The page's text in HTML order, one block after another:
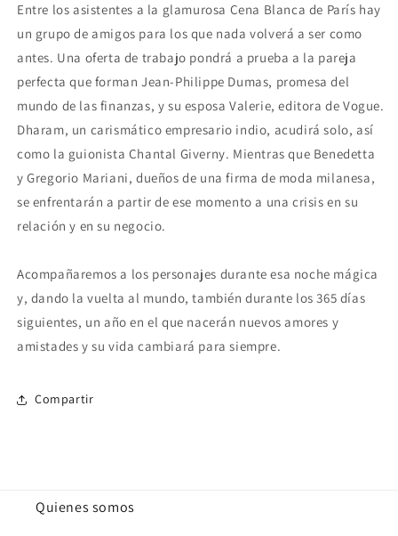
Entre los asistentes a la glamurosa Cena Blanca de París hay
un grupo de amigos para los que nada volverá a ser como
antes. Una oferta de trabajo pondrá a prueba a la pareja
perfecta que forman Jean-Philippe Dumas, promesa del
mundo de las finanzas, y su esposa Valerie, editora de Vogue.
Dharam, un carismático empresario indio, acudirá solo, así
como la guionista Chantal Giverny. Mientras que Benedetta
y Gregorio Mariani, dueños de una firma de moda milanesa,
se enfrentarán a partir de ese momento a una crisis en su
relación y en su negocio.
Acompañaremos a los personajes durante esa noche mágica
y, dando la vuelta al mundo, también durante los 365 días
siguientes, un año en el que nacerán nuevos amores y
amistades y su vida cambiará para siempre.
Compartir
Quienes somos